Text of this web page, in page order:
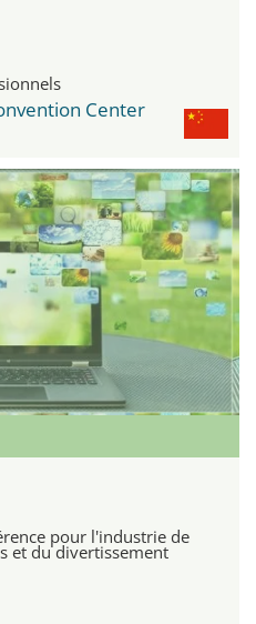
Center
pour l'industrie de
et du divertissement